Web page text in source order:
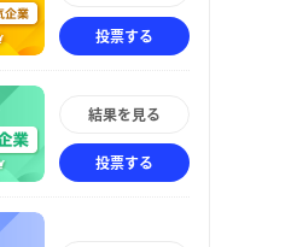
投票する
結果を見る
投票する